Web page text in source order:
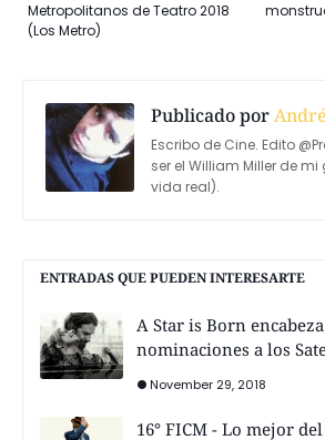
Metropolitanos de Teatro 2018
(Los Metro)
Publicado por
Escribo de Cine. Edito
ser el William Miller de
vida real).
ENTRADAS QUE PUEDEN INTERESARTE
A Star is Born
nominaciones a los
November 29, 2018
16° FICM - Lo mejor